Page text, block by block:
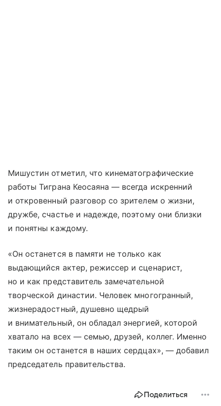
Мишустин отметил, что кинематографические
работы Тиграна Кеосаяна — всегда искренний
и откровенный разговор со зрителем о жизни,
дружбе, счастье и надежде, поэтому они близки
и понятны каждому.
«Он останется в памяти не только как
выдающийся актер, режиссер и сценарист,
но и как представитель замечательной
творческой династии. Человек многогранный,
жизнерадостный, душевно щедрый
и внимательный, он обладал энергией, которой
хватало на всех — семью, друзей, коллег. Именно
таким он останется в наших сердцах», — добавил
председатель правительства.
Поделиться